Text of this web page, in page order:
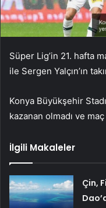
Süper Lig’in 21. hafta
ile Sergen Yalçın’ın
Konya Büyükşehir
kazanan olmadı ve
İlgili Makaleler
Çin,